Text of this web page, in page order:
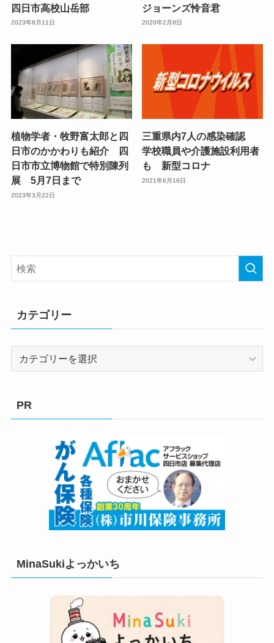
四日市高校山岳部
2023年8月11日
ジョーンズ怜音君
2020年2月8日
植物学者・牧野富太郎と四
日市のかかわりも紹介 四
日市市立博物館で特別陳列
展 5月7日まで
2023年3月22日
三重県内7人の感染確認
学校職員や介護施設利用者
も 新型コロナ
2021年6月16日
カテゴリー
PR
MinaSukiよっかいち